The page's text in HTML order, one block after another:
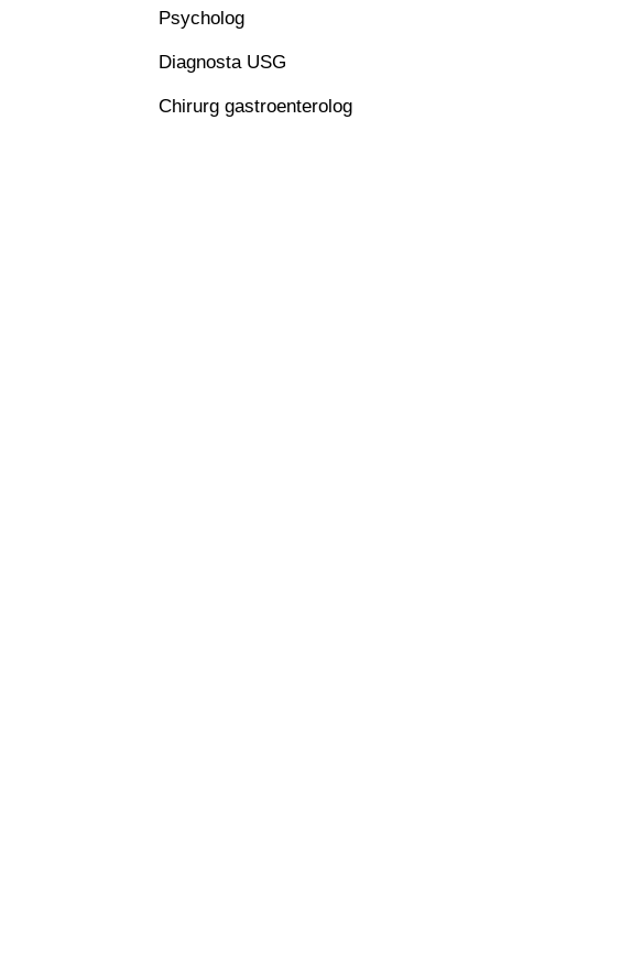
Psycholog
Diagnosta USG
Chirurg gastroenterolog